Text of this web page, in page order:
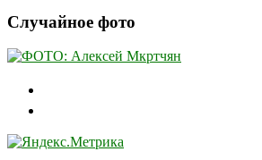
Случайное фото